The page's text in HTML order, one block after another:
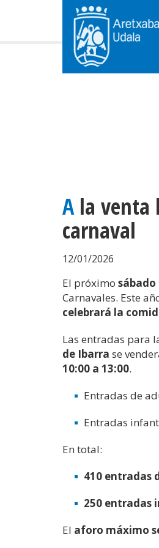
A la venta las entradas para la comida de
carnaval
12/01/2026
El próximo sábado
Carnavales. Este
celebrará la
Las entradas para
de Ibarra se
10:00 a 13:00.
Entradas de
Entradas
En total:
410 entradas
250 entradas
El aforo máximo